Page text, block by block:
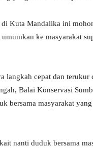
di Kuta Mandalika ini
ke masyarakat
langkah cepat dan
Balai Konservasi
bersama masyarakat
nanti duduk bersama